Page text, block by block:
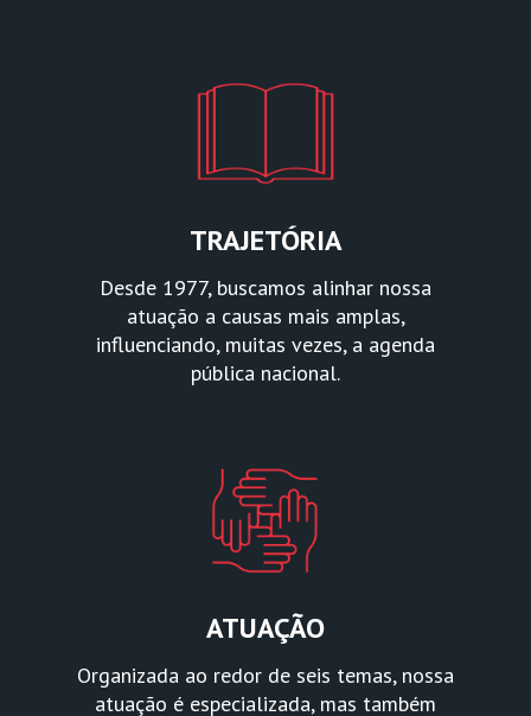
TRAJETÓRIA
Desde 1977, buscamos alinhar nossa
atuação a causas mais amplas,
influenciando, muitas vezes, a agenda
pública nacional.
ATUAÇÃO
Organizada ao redor de seis temas, nossa
atuação é especializada, mas também